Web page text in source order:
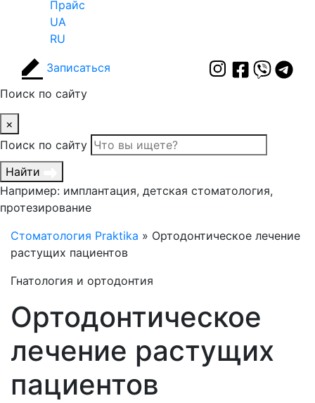
Прайс
UA
RU
Записаться
Поиск по сайту
×
Поиск по сайту
Найти
Например: имплантация, детская стоматология,
протезирование
Стоматология Praktika » Ортодонтическое лечение
растущих пациентов
Гнатология и ортодонтия
Ортодонтическое
лечение растущих
пациентов